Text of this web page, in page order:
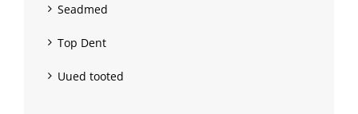
Seadmed
Top Dent
Uued tooted